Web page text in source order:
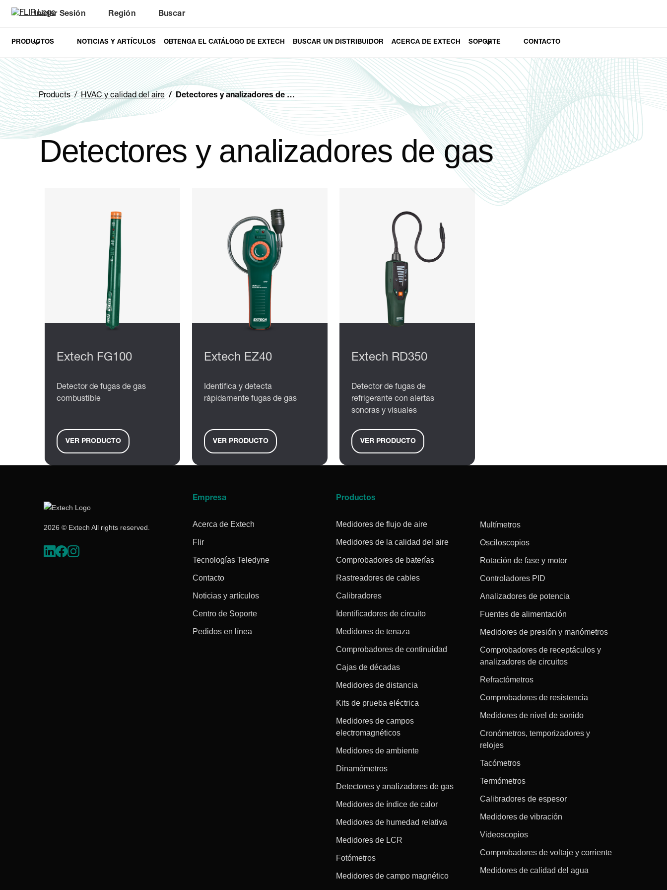
Iniciar Sesión Región Buscar
PRODUCTOS NOTICIAS Y ARTÍCULOS OBTENGA EL CATÁLOGO DE EXTECH BUSCAR UN DISTRIBUIDOR ACERCA DE EXTECH SOPORTE CONTACTO
Products HVAC y calidad del aire Detectores y analizadores de gas
Detectores y analizadores de gas
Extech FG100
Detector de fugas de gas
combustible
VER PRODUCTO
Extech EZ40
Identifica y detecta
rápidamente fugas de gas
VER PRODUCTO
Extech RD350
Detector de fugas de
refrigerante con alertas
sonoras y visuales
VER PRODUCTO
2026 © Extech All rights reserved.
Empresa
Acerca de Extech
Flir
Tecnologías Teledyne
Contacto
Noticias y artículos
Centro de Soporte
Pedidos en línea
Productos
Medidores de flujo de aire
Medidores de la calidad del aire
Comprobadores de baterías
Rastreadores de cables
Calibradores
Identificadores de circuito
Medidores de tenaza
Comprobadores de continuidad
Cajas de décadas
Medidores de distancia
Kits de prueba eléctrica
Medidores de campos
electromagnéticos
Medidores de ambiente
Dinamómetros
Detectores y analizadores de gas
Medidores de índice de calor
Medidores de humedad relativa
Medidores de LCR
Fotómetros
Medidores de campo magnético
Multímetros
Osciloscopios
Rotación de fase y motor
Controladores PID
Analizadores de potencia
Fuentes de alimentación
Medidores de presión y manómetros
Comprobadores de receptáculos y
analizadores de circuitos
Refractómetros
Comprobadores de resistencia
Medidores de nivel de sonido
Cronómetros, temporizadores y
relojes
Tacómetros
Termómetros
Calibradores de espesor
Medidores de vibración
Videoscopios
Comprobadores de voltaje y corriente
Medidores de calidad del agua